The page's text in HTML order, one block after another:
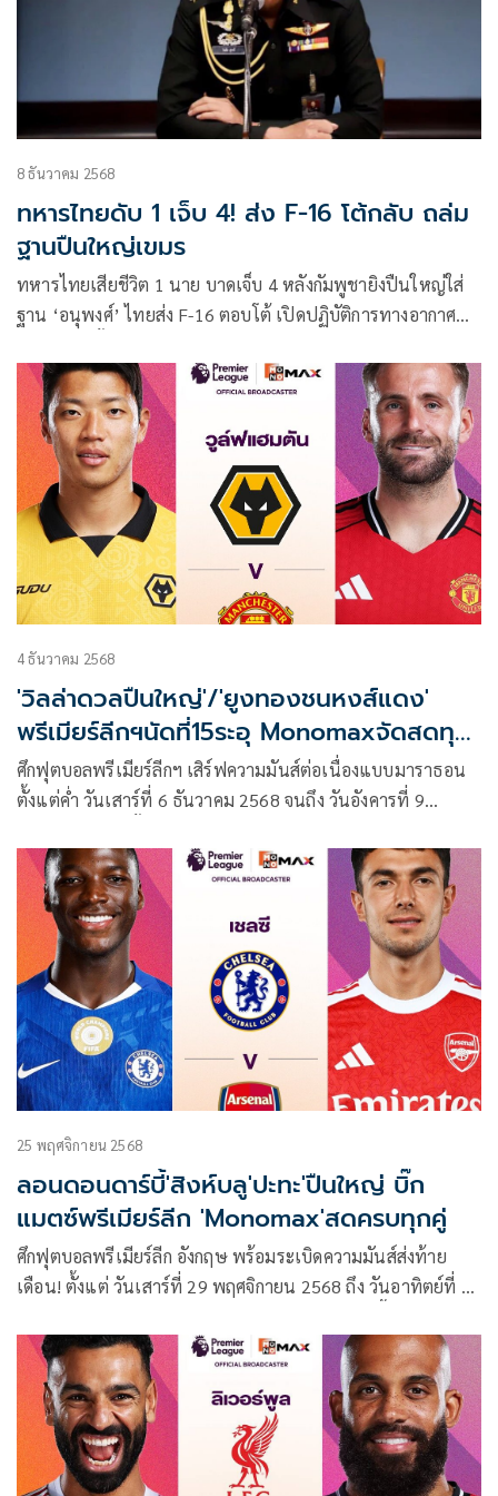
8 ธันวาคม 2568
ทหารไทยดับ 1 เจ็บ 4! ส่ง F-16 โต้กลับ ถล่ม
ฐานปืนใหญ่เขมร
ทหารไทยเสียชีวิต 1 นาย บาดเจ็บ 4 หลังกัมพูชายิงปืนใหญ่ใส่
ฐาน ‘อนุพงศ์’ ไทยส่ง F-16 ตอบโต้ เปิดปฏิบัติการทางอากาศ
4 ธันวาคม 2568
'วิลล่าดวลปืนใหญ่'/'ยูงทองชนหงส์แดง'
พรีเมียร์ลีกฯนัดที่15ระอุ Monomaxจัดสดทุก
คู่
ศึกฟุตบอลพรีเมียร์ลีกฯ เสิร์ฟความมันส์ต่อเนื่องแบบมาราธอน
ตั้งแต่ค่ำ วันเสาร์ที่ 6 ธันวาคม 2568 จนถึง วันอังคารที่ 9
“ไก่เดือยทอง ชน ผึ้งพิฆาต” ไปจนถึงเกมมันส์ประจำวันอาทิตย์
อย่าง “ยูงทอง ปะทะ หงส์แดง” โดย Monomax พร้อมถ่ายทอด
สดครบทุกคู่และบางคู่ผ่านหน้าจอ ช่อง MONO29
25 พฤศจิกายน 2568
ลอนดอนดาร์บี้'สิงห์บลู'ปะทะ'ปืนใหญ่ บิ๊ก
แมตซ์พรีเมียร์ลีก 'Monomax'สดครบทุกคู่
ศึกฟุตบอลพรีเมียร์ลีก อังกฤษ พร้อมระเบิดความมันส์ส่งท้าย
เดือน! ตั้งแต่ วันเสาร์ที่ 29 พฤศจิกายน 2568 ถึง วันอาทิตย์ที่ 30
ตาราง เรียกได้ว่าแฟนบอลต้องไม่พลาดแม้แต่นาทีเดียว โดย
Monomax พร้อมถ่ายทอดสดครบทุกคู่และบางคู่ผ่านหน้าจอ ช่อง
MONO29